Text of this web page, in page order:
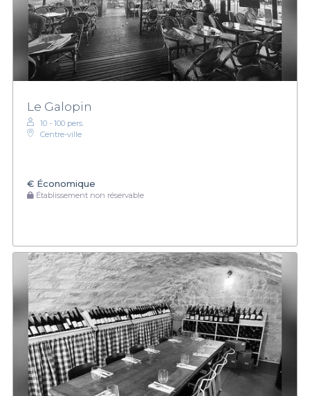
Le Galopin
10 - 100 pers.
Centre-ville
€ Économique
Établissement non réservable